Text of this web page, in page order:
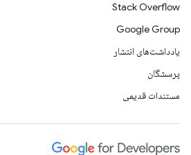
Stack Overflow
Google Group
یادداشت‌های انتشار
پرسشگان
مستندات قدیمی